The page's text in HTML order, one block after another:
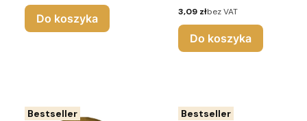
Do koszyka
Cena
3,09 złbez VAT
Do koszyka
Bestseller Bestseller